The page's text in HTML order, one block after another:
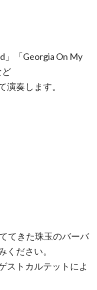
」「Georgia On My
ど
演奏します。
てきた珠玉のバーバ
ください。
ストカルテットによ